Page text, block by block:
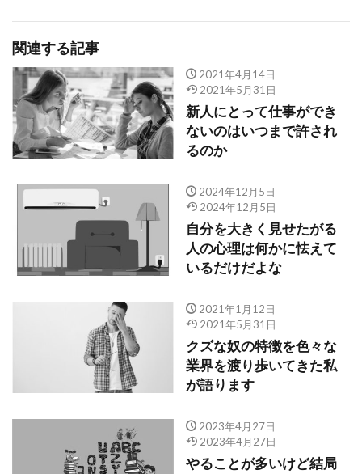
関連する記事
2021年4月14日
2021年5月31日
新人にとって仕事ができ
ないのはいつまで許され
るのか
2024年12月5日
2024年12月5日
自分を大きく見せたがる
人の心理は何かに怯えて
いるだけだよな
2021年1月12日
2021年5月31日
クズな奴の特徴を色々な
業界を渡り歩いてきた私
が語ります
2023年4月27日
2023年4月27日
やることが多いけど結局